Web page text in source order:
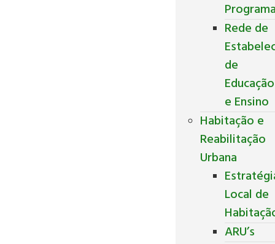
Rede de
de
Educação
e Ensino
Habitação e
Reabilitação
Urbana
Local de
ARU’s